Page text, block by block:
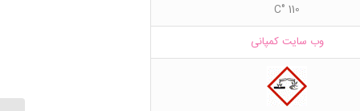
110 °C
وب سایت کمپانی